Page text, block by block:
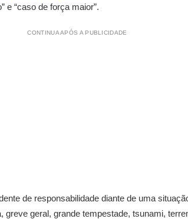
e “caso de força maior”.
CONTINUA APÓS A PUBLICIDADE
de responsabilidade diante de uma
greve geral, grande tempestade, tsunami,